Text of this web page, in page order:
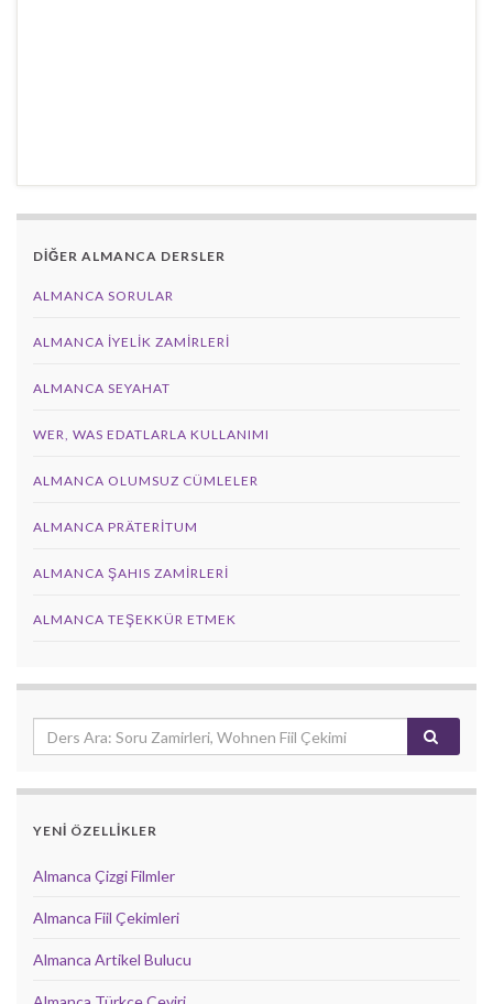
DİĞER ALMANCA DERSLER
ALMANCA SORULAR
ALMANCA İYELIK ZAMIRLERI
ALMANCA SEYAHAT
WER, WAS EDATLARLA KULLANIMI
ALMANCA OLUMSUZ CÜMLELER
ALMANCA PRÄTERITUM
ALMANCA ŞAHIS ZAMIRLERI
ALMANCA TEŞEKKÜR ETMEK
YENİ ÖZELLİKLER
Almanca Çizgi Filmler
Almanca Fiil Çekimleri
Almanca Artikel Bulucu